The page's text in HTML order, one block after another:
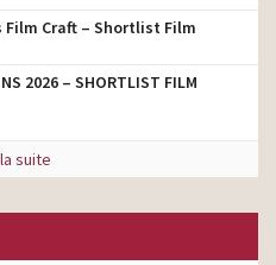
Film Craft – Shortlist Film
2026 – SHORTLIST FILM
suite